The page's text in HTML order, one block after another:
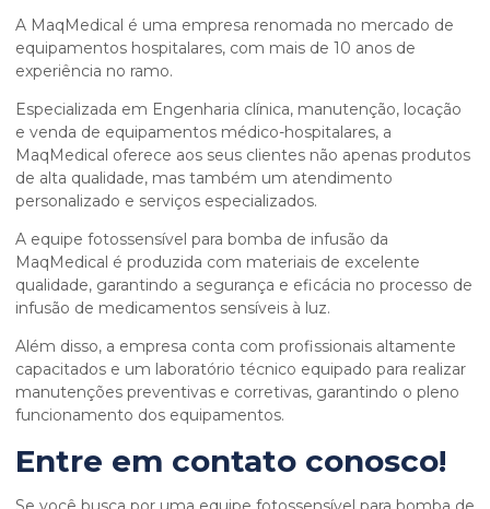
A MaqMedical é uma empresa renomada no mercado de
equipamentos hospitalares, com mais de 10 anos de
experiência no ramo.
Especializada em Engenharia clínica, manutenção, locação
e venda de equipamentos médico-hospitalares, a
MaqMedical oferece aos seus clientes não apenas produtos
de alta qualidade, mas também um atendimento
personalizado e serviços especializados.
A equipe fotossensível para bomba de infusão da
MaqMedical é produzida com materiais de excelente
qualidade, garantindo a segurança e eficácia no processo de
infusão de medicamentos sensíveis à luz.
Além disso, a empresa conta com profissionais altamente
capacitados e um laboratório técnico equipado para realizar
manutenções preventivas e corretivas, garantindo o pleno
funcionamento dos equipamentos.
Entre em contato conosco!